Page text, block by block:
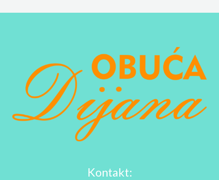
Kontakt: